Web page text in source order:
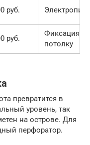
руб.
руб.
Фиксация к
потолку
превратится в
уровень, так
на острове. Для
перфоратор.